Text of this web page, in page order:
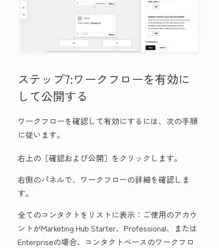
ステップ7:ワークフローを有効に
して公開する
ワークフローを確認して有効にするには、次の手順
に従います。
右上の［確認および公開］ をクリックします。
右側のパネルで、ワークフローの詳細を確認しま
す。
全てのコンタクトをリストに表示： ご使用のアカウ
ントがMarketing Hub Starter、Professional、または
Enterpriseの場合、コンタクトベースのワークフロ